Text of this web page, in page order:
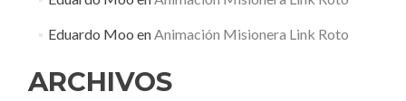
Eduardo Moo enAnimación Misionera Link Roto
ARCHIVOS